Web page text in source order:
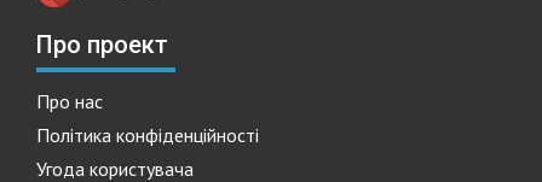
Про проект
Про нас
Політика конфіденційності
Угода користувача